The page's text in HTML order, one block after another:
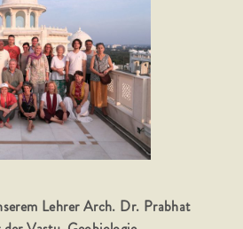
Lehrer Arch. Dr. Prabhat